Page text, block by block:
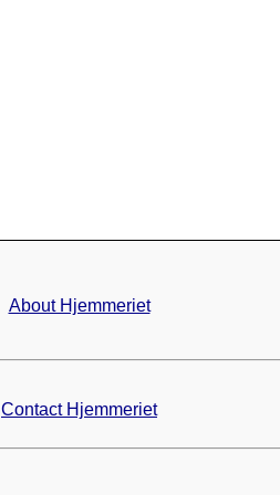
About Hjemmeriet
Contact Hjemmeriet